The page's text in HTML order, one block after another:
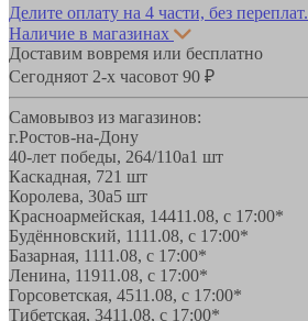
Делите оплату на 4 части, без переплат.
Наличие в магазинах
Доставим вовремя или бесплатно
Сегодняот 2-х часовот 90 ₽
Самовывоз из магазинов:
г.Ростов-на-Дону
40-лет победы, 264/110а1 шт
Каскадная, 721 шт
Королева, 30а5 шт
Красноармейская, 14411.08, с 17:00*
Будённовский, 1111.08, с 17:00*
Базарная, 1111.08, с 17:00*
Ленина, 11911.08, с 17:00*
Горсоветская, 4511.08, с 17:00*
Тибетская, 3411.08, с 17:00*